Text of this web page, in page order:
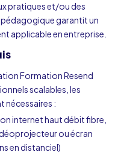
pratiques et/ou des
garantit un
applicable en entreprise.
Formation Resend
scalables, les
nécessaires :
internet haut débit fibre,
ou écran
en distanciel)